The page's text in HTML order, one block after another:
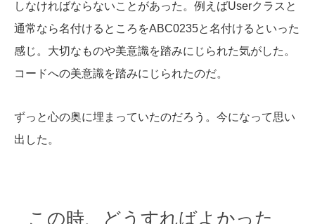
しなければならないことがあった。例えばUserクラスと
通常なら名付けるところをABC0235と名付けるといった
感じ。大切なものや美意識を踏みにじられた気がした。
コードへの美意識を踏みにじられたのだ。
ずっと心の奥に埋まっていたのだろう。今になって思い
出した。
この時、どうすればよかった